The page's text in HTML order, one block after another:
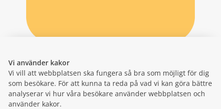
Vi använder kakor
Vi vill att webbplatsen ska fungera så bra som möjligt för dig
som besökare. För att kunna ta reda på vad vi kan göra bättre
analyserar vi hur våra besökare använder webbplatsen och
använder kakor.